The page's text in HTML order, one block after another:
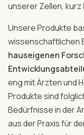
unserer Zellen, kurz
Unsere Produkte
wissenschaftlichen
hauseigenen
eng mit Ärzten und
Produkte sind
Bedürfnisse in der
aus der Praxis für